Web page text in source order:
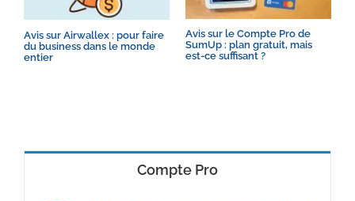
Avis sur Airwallex : pour faire
du business dans le monde
entier
Avis sur le Compte Pro de
SumUp : plan gratuit, mais
est-ce suffisant ?
Compte Pro